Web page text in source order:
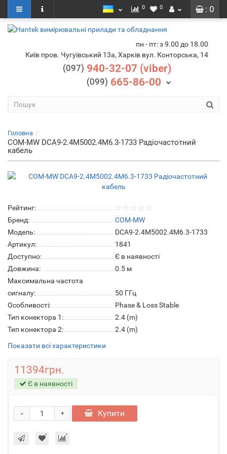
: 0
0 0
пн - пт: з 9.00 до 18.00
Київ пров. Чугуївський 13а, Харків вул. Конторська, 14
(097) 940-32-07 (viber)
(099) 665-86-00
Головна
COM-MW DCA9-2.4M5002.4M6.3-1733 Радіочастотний
кабель
Рейтинг:
Бренд:
COM-MW
Модель:
DCA9-2.4M5002.4M6.3-1733
Артикул:
1841
Доступно:
Є в наявності
Довжина:
0.5 м
Максимальна частота
сигналу:
50 ГГц
Особливості:
Phase & Loss Stable
Тип конектора 1:
2.4 (m)
Тип конектора 2:
2.4 (m)
Показати всі характеристики
11394грн.
Є в наявності
+
- Купити